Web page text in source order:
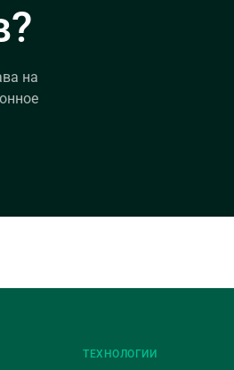
на
ТЕХНОЛОГИИ